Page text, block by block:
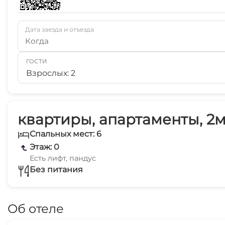
квартиры, апартаменты,
Спальных мест: 6
Этаж: 0
Есть лифт, пандус
Без питания
Об отеле
Дата заезда и отъезда
Когда
ГОСТИ
Взрослых: 2